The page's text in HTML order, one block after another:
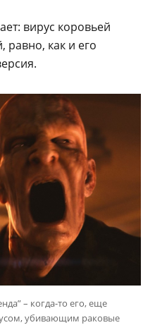
вирус коровьей
равно, как и его
– когда-то его, еще
убивающим раковые